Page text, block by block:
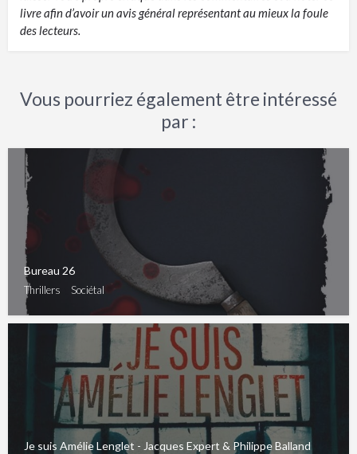
livre afin d’avoir un avis général représentant au mieux la foule
des lecteurs.
Vous pourriez également être intéressé
par :
Bureau 26
Thrillers Sociétal
Je suis Amélie Lenglet - Jacques Expert & Philippe Balland